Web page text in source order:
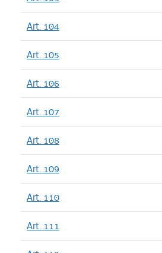
Art. 104
Art. 105
Art. 106
Art. 107
Art. 108
Art. 109
Art. 110
Art. 111